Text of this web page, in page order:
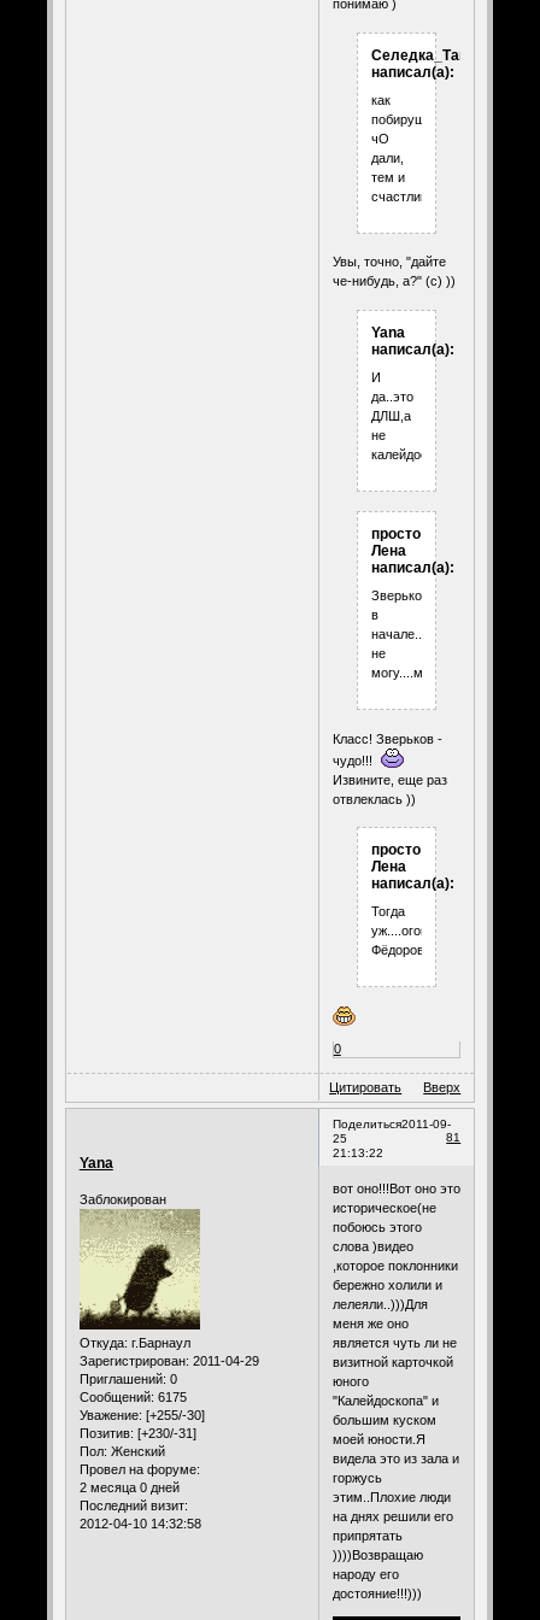
понимаю )
Селедка_Таня
написал(а):
как
побирушки...
чО
дали,
тем и
счастливы...
Увы, точно, "дайте
че-нибудь, а?" (с) ))
Yana
написал(а):
И
да..это
ДЛШ,а
не
калейдоскоп..
просто
Лена
написал(а):
Зверьков,
в
начале...я
не
могу....молодец!!!
Класс! Зверьков -
чудо!!!
Извините, еще раз
отвлеклась ))
просто
Лена
написал(а):
Тогда
уж....оговорочка...по
Фёдорову.)))))))
0
Цитировать Вверх
Поделиться
81
2011-09-
25
21:13:22
Yana
Заблокирован
Откуда: г.Барнаул
Зарегистрирован: 2011-04-29
Приглашений: 0
Сообщений: 6175
Уважение: [+255/-30]
Позитив: [+230/-31]
Пол: Женский
Провел на форуме:
2 месяца 0 дней
Последний визит:
2012-04-10 14:32:58
вот оно!!!Вот оно это
историческое(не
побоюсь этого
слова )видео
,которое поклонники
бережно холили и
лелеяли..)))Для
меня же оно
является чуть ли не
визитной карточкой
юного
"Калейдоскопа" и
большим куском
моей юности.Я
видела это из зала и
горжусь
этим..Плохие люди
на днях решили его
припрятать
))))Возвращаю
народу его
достояние!!!)))